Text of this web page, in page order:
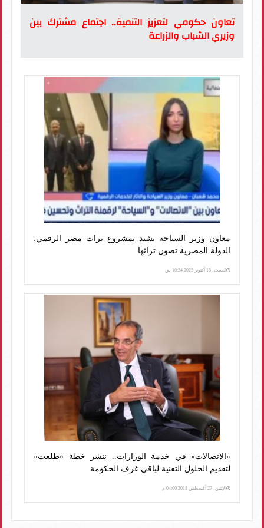
تعاون حكومي لتعزيز التنمية.. اجتماع مشترك بين
وزيري الشباب والزراعة
معاون وزير السياحة يشيد بمشروع تراث مصر الرقمي:
الدولة المصرية تصون تراثها
السبت، 18 أكتوبر 2025 10:24 ص
«الاتصالات» في خدمة الوزارات.. ننشر خطة «طلعت»
لتقديم الحلول التقنية لباقي غرف الحكومة
الإثنين، 27 أغسطس 2018 04:00 م